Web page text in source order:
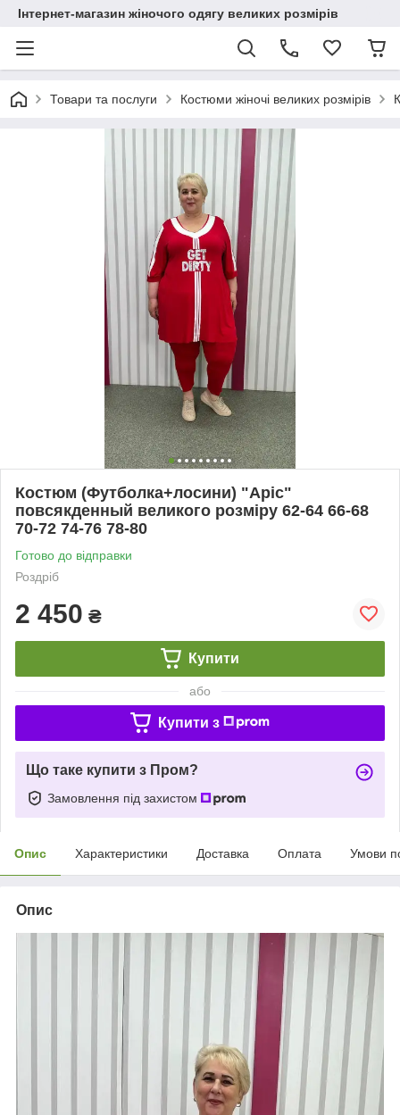
Інтернет-магазин жіночого одягу великих розмірів
Товари та послуги Костюми жіночі великих розмірів
Костюм (Футболка+лосини) "Аріс"
повсякденный великого розміру 62-64 66-68
70-72 74-76 78-80
Готово до відправки
Роздріб
2 450 ₴
Купити
або
Купити з
Що таке купити з Пром?
Замовлення під захистом
Опис Характеристики Доставка Оплата Умови
Опис